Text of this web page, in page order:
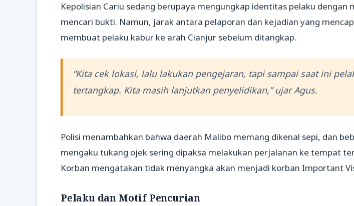
Kepolisian Cariu sedang berupaya mengungkap identitas pelaku dengan
mencari bukti. Namun, jarak antara pelaporan dan kejadian yang
membuat pelaku kabur ke arah Cianjur sebelum ditangkap.
“Kita cek lokasi, lalu lakukan pengejaran, tapi sampai saat ini
tertangkap. Kita masih lanjutkan penyelidikan,” ujar Agus.
Polisi menambahkan bahwa daerah Malibo memang dikenal sepi, dan
mengaku tukang ojek sering dipaksa melakukan perjalanan ke tempat
Korban mengatakan tidak menyangka akan menjadi korban Important
Pelaku dan Motif Pencurian